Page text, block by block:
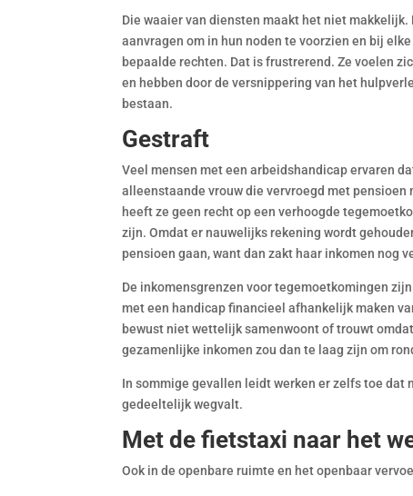
Die waaier van diensten maakt het niet
aanvragen om in hun noden te voorzien en bij
bepaalde rechten. Dat is frustrerend. Ze voelen
en hebben door de versnippering van het
bestaan.
Gestraft
Veel mensen met een arbeidshandicap ervaren
alleenstaande vrouw die vervroegd met
heeft ze geen recht op een verhoogde
zijn. Omdat er nauwelijks rekening wordt
pensioen gaan, want dan zakt haar inkomen nog
De inkomensgrenzen voor tegemoetkomingen
met een handicap financieel afhankelijk maken
bewust niet wettelijk samenwoont of trouwt
gezamenlijke inkomen zou dan te laag zijn om
In sommige gevallen leidt werken er zelfs toe
gedeeltelijk wegvalt.
Met de fietstaxi naar het
Ook in de openbare ruimte en het openbaar